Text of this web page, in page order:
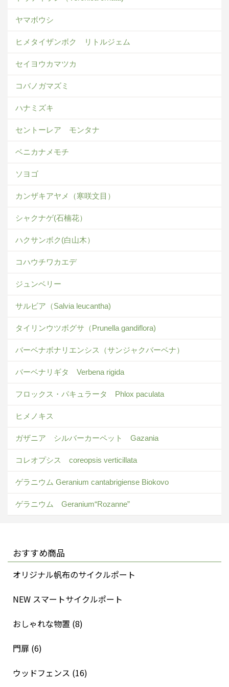
ヤマボウシ
ヒメタイザンボク リトルジェム
セイヨウカマツカ
コバノガマズミ
ハナミズキ
セントーレア モンタナ
ベニカナメモチ
ソヨゴ
カンザキアヤメ（寒咲文目）
シャクナゲ(石楠花）
ハクサンボク(白山木）
コハウチワカエデ
ジュンベリー
サルビア（Salvia leucantha)
タイリンウツボグサ（Prunella gandiflora)
バーベナボナリエンシス（サンジャクバーベナ）
バーベナリギタ Verbena rigida
フロックス・パキュラータ Phlox paculata
ヒメノキス
ガザニア シルバーカーペット Gazania
コレオプシス coreopsis verticillata
ゲラニウム Geranium cantabrigiense Biokovo
ゲラニウム Geranium“Rozanne”
おすすめ商品
オリジナル帆布のサイクルポート
NEW スマートサイクルポート
おしゃれな物置 (8)
門扉 (6)
ウッドフェンス (16)